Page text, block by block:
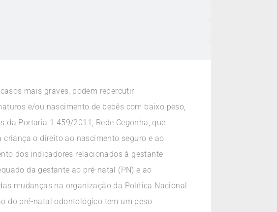
mais graves, podem repercutir
e/ou nascimento de bebês com baixo peso,
Portaria 1.459/2011, Rede Cegonha, que
o direito ao nascimento seguro e ao
dos indicadores relacionados à gestante
da gestante ao pré-natal (PN) e ao
mudanças na organização da Política Nacional
do pré-natal odontológico tem um peso